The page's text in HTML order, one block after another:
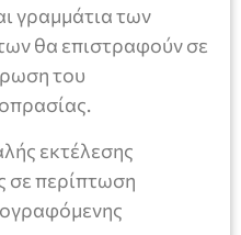
γραμμάτια των
θα επιστραφούν σε
του
εκτέλεσης
σε περίπτωση